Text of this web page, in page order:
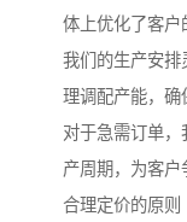
体上优化了客户
我们的生产安排
理调配产能，确
对于急需订单
产周期，为客户
合理定价的原则